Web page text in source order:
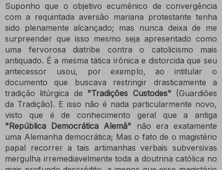
Suponho que o objetivo ecumênico de convergência
com a requintada aversão mariana protestante tenha
sido plenamente alcançado; mas nunca deixa de me
surpreender que isso mesmo seja apresentado como
uma fervorosa diatribe contra o catolicismo mais
antiquado. É a mesma tática irônica e distorcida que seu
antecessor usou, por exemplo, ao intitular o
documento que buscava restringir drasticamente a
tradição litúrgica de "Tradições Custodes" (Guardiões
da Tradição). E isso não é nada particularmente novo,
visto que é de conhecimento geral que a antiga
"República Democrática Alemã" não era exatamente
uma Alemanha democrática; Mas o fato de o magistério
papal recorrer a tais artimanhas verbais subversivas
mergulha irremediavelmente toda a doutrina católica no